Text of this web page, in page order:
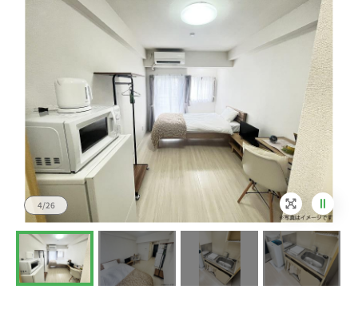
4/26